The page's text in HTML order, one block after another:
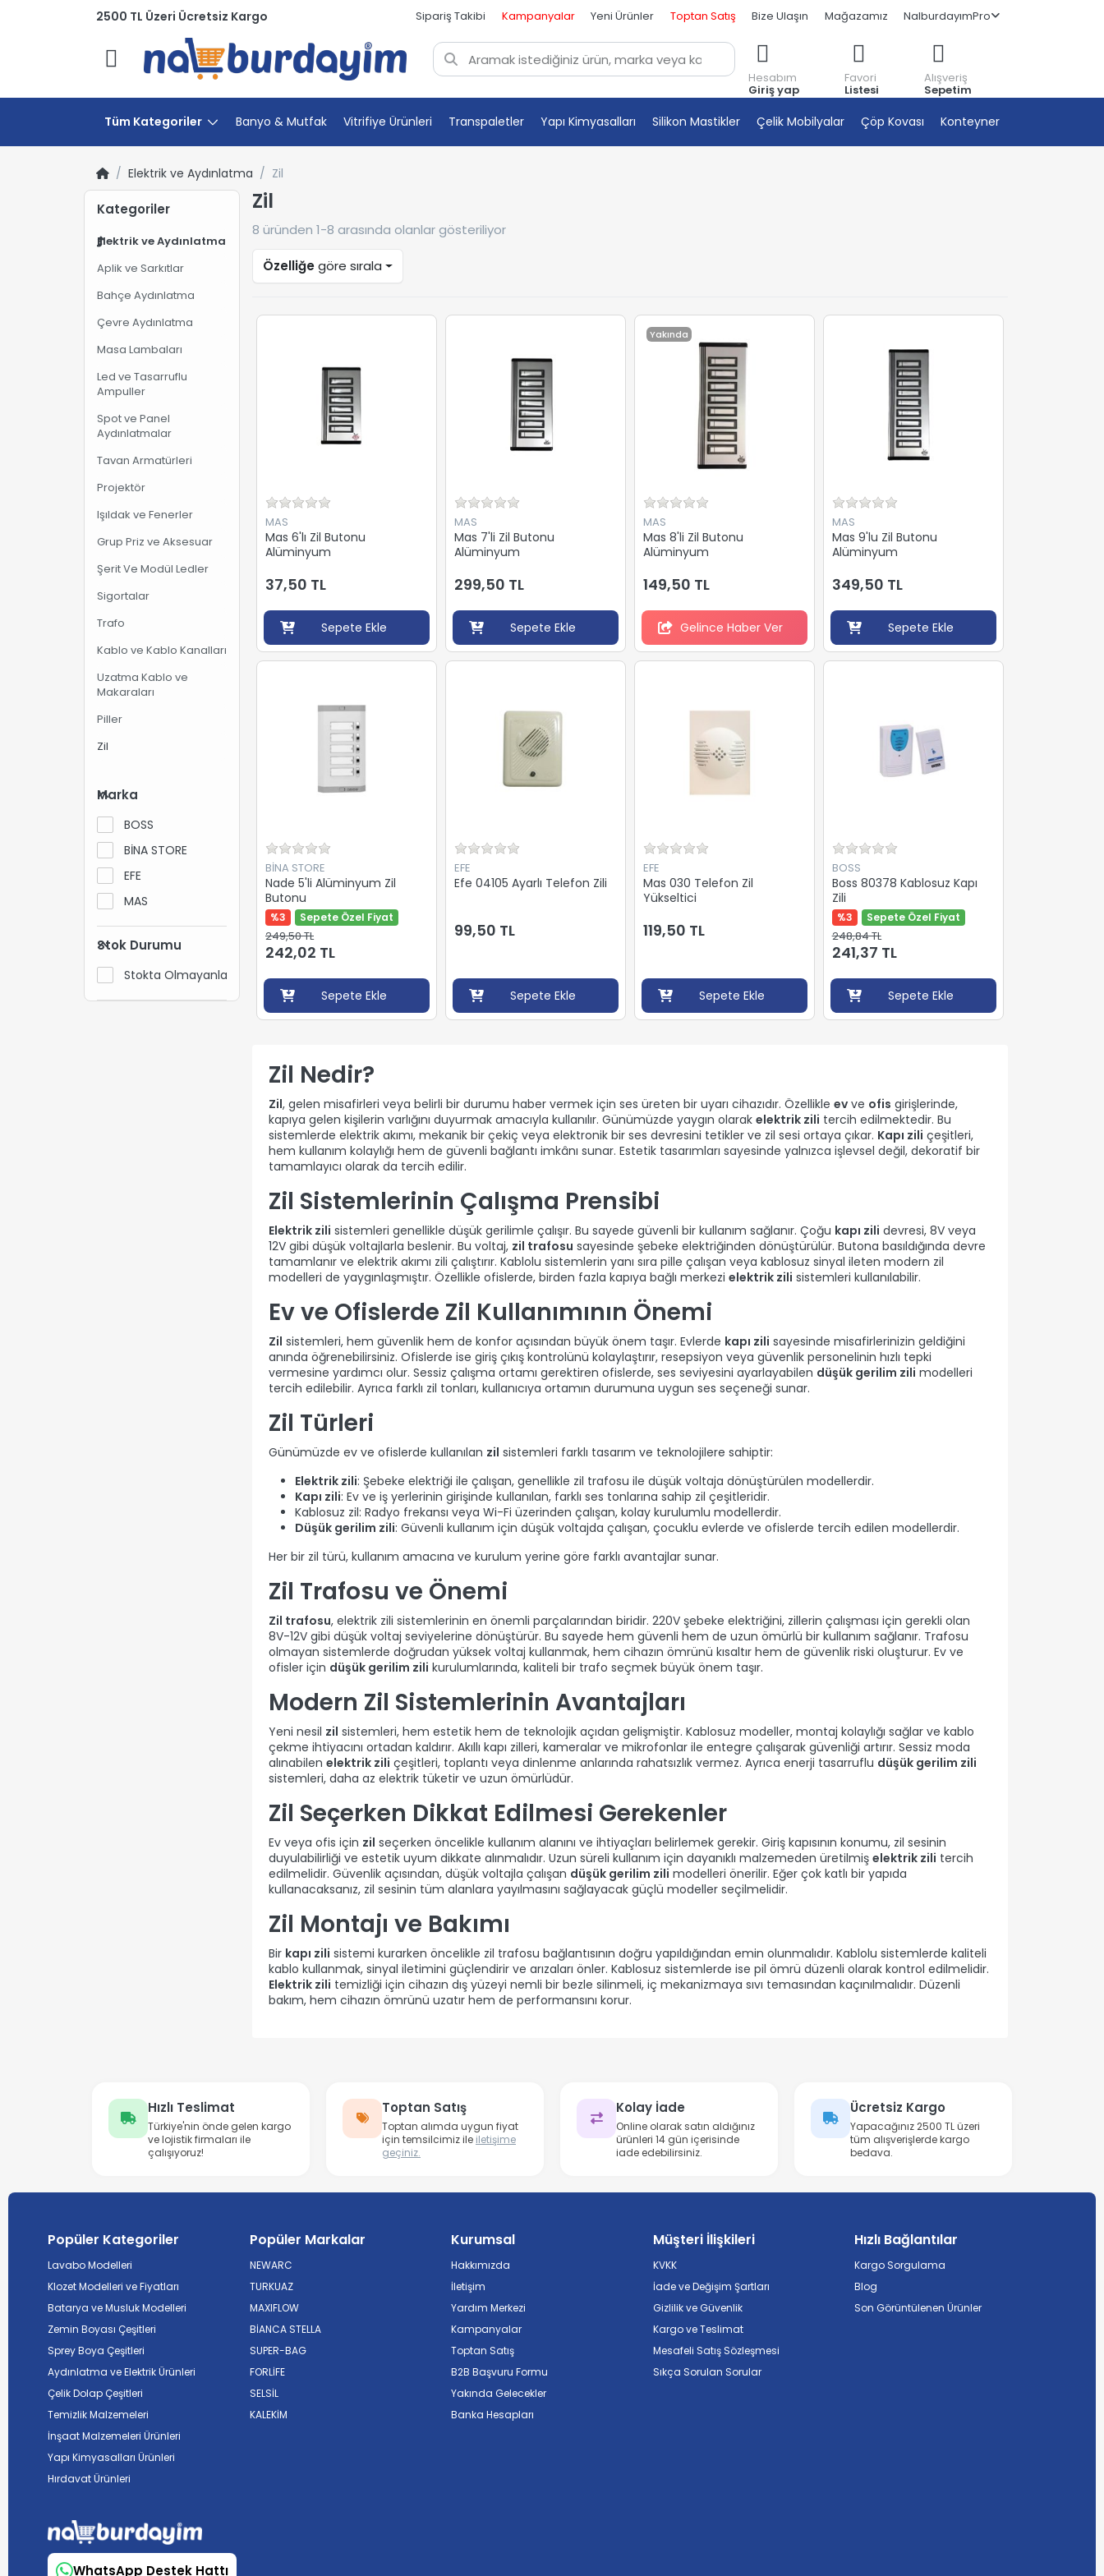
2500 TL Üzeri Ücretsiz Kargo Sipariş Takibi Kampanyalar Yeni Ürünler Toptan Satış Bize Ulaşın Mağazamız NalburdayımPro
Menü
Hesabım
Giriş yap
Favori
Listesi
Alışveriş
Sepetim
Tüm Kategoriler Banyo & Mutfak Vitrifiye Ürünleri Transpaletler Yapı Kimyasalları Silikon Mastikler Çelik Mobilyalar Çöp Kovası Konteyner
Elektrik ve Aydınlatma Zil
Kategoriler
Elektrik ve Aydınlatma
Aplik ve Sarkıtlar
Bahçe Aydınlatma
Çevre Aydınlatma
Masa Lambaları
Led ve Tasarruflu
Ampuller
Spot ve Panel
Aydınlatmalar
Tavan Armatürleri
Projektör
Işıldak ve Fenerler
Grup Priz ve Aksesuar
Şerit Ve Modül Ledler
Sigortalar
Trafo
Kablo ve Kablo Kanalları
Uzatma Kablo ve
Makaraları
Piller
Zil
Marka
BOSS
BİNA STORE
EFE
MAS
Stok Durumu
Stokta Olmayanları Gizle
Zil
8 üründen 1-8 arasında olanlar gösteriliyor
Özelliğegöre sırala
MAS
Mas 6'lı Zil Butonu
Alüminyum
37,50 TL
Sepete Ekle
MAS
Mas 7'li Zil Butonu
Alüminyum
299,50 TL
Sepete Ekle
Yakında
MAS
Mas 8'li Zil Butonu
Alüminyum
149,50 TL
Gelince Haber Ver
MAS
Mas 9'lu Zil Butonu
Alüminyum
349,50 TL
Sepete Ekle
BİNA STORE
Nade 5'li Alüminyum Zil
Butonu
%3 Sepete Özel Fiyat
249,50 TL
242,02 TL
Sepete Ekle
EFE
Efe 04105 Ayarlı Telefon Zili
99,50 TL
Sepete Ekle
EFE
Mas 030 Telefon Zil
Yükseltici
119,50 TL
Sepete Ekle
BOSS
Boss 80378 Kablosuz Kapı
Zili
%3 Sepete Özel Fiyat
248,84 TL
241,37 TL
Sepete Ekle
Zil Nedir?
Zil, gelen misafirleri veya belirli bir durumu haber vermek için ses üreten bir uyarı cihazıdır. Özellikle ev ve ofis girişlerinde,
kapıya gelen kişilerin varlığını duyurmak amacıyla kullanılır. Günümüzde yaygın olarak elektrik zili tercih edilmektedir. Bu
sistemlerde elektrik akımı, mekanik bir çekiç veya elektronik bir ses devresini tetikler ve zil sesi ortaya çıkar. Kapı zili çeşitleri,
hem kullanım kolaylığı hem de güvenli bağlantı imkânı sunar. Estetik tasarımları sayesinde yalnızca işlevsel değil, dekoratif bir
tamamlayıcı olarak da tercih edilir.
Zil Sistemlerinin Çalışma Prensibi
Elektrik zili sistemleri genellikle düşük gerilimle çalışır. Bu sayede güvenli bir kullanım sağlanır. Çoğu kapı zili devresi, 8V veya
12V gibi düşük voltajlarla beslenir. Bu voltaj, zil trafosu sayesinde şebeke elektriğinden dönüştürülür. Butona basıldığında devre
tamamlanır ve elektrik akımı zili çalıştırır. Kablolu sistemlerin yanı sıra pille çalışan veya kablosuz sinyal ileten modern zil
modelleri de yaygınlaşmıştır. Özellikle ofislerde, birden fazla kapıya bağlı merkezi elektrik zili sistemleri kullanılabilir.
Ev ve Ofislerde Zil Kullanımının Önemi
Zil sistemleri, hem güvenlik hem de konfor açısından büyük önem taşır. Evlerde kapı zili sayesinde misafirlerinizin geldiğini
anında öğrenebilirsiniz. Ofislerde ise giriş çıkış kontrolünü kolaylaştırır, resepsiyon veya güvenlik personelinin hızlı tepki
vermesine yardımcı olur. Sessiz çalışma ortamı gerektiren ofislerde, ses seviyesini ayarlayabilen düşük gerilim zili modelleri
tercih edilebilir. Ayrıca farklı zil tonları, kullanıcıya ortamın durumuna uygun ses seçeneği sunar.
Zil Türleri
Günümüzde ev ve ofislerde kullanılan zil sistemleri farklı tasarım ve teknolojilere sahiptir:
Elektrik zili: Şebeke elektriği ile çalışan, genellikle zil trafosu ile düşük voltaja dönüştürülen modellerdir.
Kapı zili: Ev ve iş yerlerinin girişinde kullanılan, farklı ses tonlarına sahip zil çeşitleridir.
Kablosuz zil: Radyo frekansı veya Wi-Fi üzerinden çalışan, kolay kurulumlu modellerdir.
Düşük gerilim zili: Güvenli kullanım için düşük voltajda çalışan, çocuklu evlerde ve ofislerde tercih edilen modellerdir.
Her bir zil türü, kullanım amacına ve kurulum yerine göre farklı avantajlar sunar.
Zil Trafosu ve Önemi
Zil trafosu, elektrik zili sistemlerinin en önemli parçalarından biridir. 220V şebeke elektriğini, zillerin çalışması için gerekli olan
8V-12V gibi düşük voltaj seviyelerine dönüştürür. Bu sayede hem güvenli hem de uzun ömürlü bir kullanım sağlanır. Trafosu
olmayan sistemlerde doğrudan yüksek voltaj kullanmak, hem cihazın ömrünü kısaltır hem de güvenlik riski oluşturur. Ev ve
ofisler için düşük gerilim zili kurulumlarında, kaliteli bir trafo seçmek büyük önem taşır.
Modern Zil Sistemlerinin Avantajları
Yeni nesil zil sistemleri, hem estetik hem de teknolojik açıdan gelişmiştir. Kablosuz modeller, montaj kolaylığı sağlar ve kablo
çekme ihtiyacını ortadan kaldırır. Akıllı kapı zilleri, kameralar ve mikrofonlar ile entegre çalışarak güvenliği artırır. Sessiz moda
alınabilen elektrik zili çeşitleri, toplantı veya dinlenme anlarında rahatsızlık vermez. Ayrıca enerji tasarruflu düşük gerilim zili
sistemleri, daha az elektrik tüketir ve uzun ömürlüdür.
Zil Seçerken Dikkat Edilmesi Gerekenler
Ev veya ofis için zil seçerken öncelikle kullanım alanını ve ihtiyaçları belirlemek gerekir. Giriş kapısının konumu, zil sesinin
duyulabilirliği ve estetik uyum dikkate alınmalıdır. Uzun süreli kullanım için dayanıklı malzemeden üretilmiş elektrik zili tercih
edilmelidir. Güvenlik açısından, düşük voltajla çalışan düşük gerilim zili modelleri önerilir. Eğer çok katlı bir yapıda
kullanacaksanız, zil sesinin tüm alanlara yayılmasını sağlayacak güçlü modeller seçilmelidir.
Zil Montajı ve Bakımı
Bir kapı zili sistemi kurarken öncelikle zil trafosu bağlantısının doğru yapıldığından emin olunmalıdır. Kablolu sistemlerde kaliteli
kablo kullanmak, sinyal iletimini güçlendirir ve arızaları önler. Kablosuz sistemlerde ise pil ömrü düzenli olarak kontrol edilmelidir.
Elektrik zili temizliği için cihazın dış yüzeyi nemli bir bezle silinmeli, iç mekanizmaya sıvı temasından kaçınılmalıdır. Düzenli
bakım, hem cihazın ömrünü uzatır hem de performansını korur.
Hızlı Teslimat
Türkiye'nin önde gelen kargo
ve lojistik firmaları ile
çalışıyoruz!
Toptan Satış
Toptan alımda uygun fiyat
için temsilcimiz ile iletişime
geçiniz.
Kolay İade
Online olarak satın aldığınız
ürünleri 14 gün içerisinde
iade edebilirsiniz.
Ücretsiz Kargo
Yapacağınız 2500 TL üzeri
tüm alışverişlerde kargo
bedava.
Popüler Kategoriler
Lavabo Modelleri
Klozet Modelleri ve Fiyatları
Batarya ve Musluk Modelleri
Zemin Boyası Çeşitleri
Sprey Boya Çeşitleri
Aydınlatma ve Elektrik Ürünleri
Çelik Dolap Çeşitleri
Temizlik Malzemeleri
İnşaat Malzemeleri Ürünleri
Yapı Kimyasalları Ürünleri
Hırdavat Ürünleri
Popüler Markalar
NEWARC
TURKUAZ
MAXIFLOW
BİANCA STELLA
SUPER-BAG
FORLİFE
SELSİL
KALEKİM
Kurumsal
Hakkımızda
İletişim
Yardım Merkezi
Kampanyalar
Toptan Satış
B2B Başvuru Formu
Yakında Gelecekler
Banka Hesapları
Müşteri İlişkileri
KVKK
İade ve Değişim Şartları
Gizlilik ve Güvenlik
Kargo ve Teslimat
Mesafeli Satış Sözleşmesi
Sıkça Sorulan Sorular
Hızlı Bağlantılar
Kargo Sorgulama
Blog
Son Görüntülenen Ürünler
WhatsApp Destek Hattı